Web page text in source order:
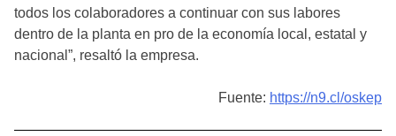
todos los colaboradores a continuar con sus labores
dentro de la planta en pro de la economía local, estatal y
nacional”, resaltó la empresa.
Fuente: https://n9.cl/oskep